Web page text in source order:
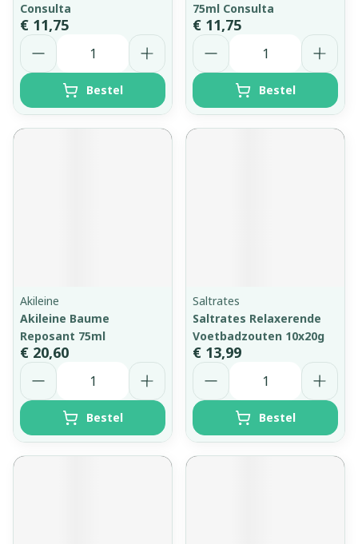
Consulta
€ 11,75
Aantal
Bestel
75ml Consulta
€ 11,75
Aantal
Bestel
Akileine
Akileine Baume
Reposant 75ml
€ 20,60
Aantal
Bestel
Saltrates
Saltrates Relaxerende
Voetbadzouten 10x20g
€ 13,99
Aantal
Bestel